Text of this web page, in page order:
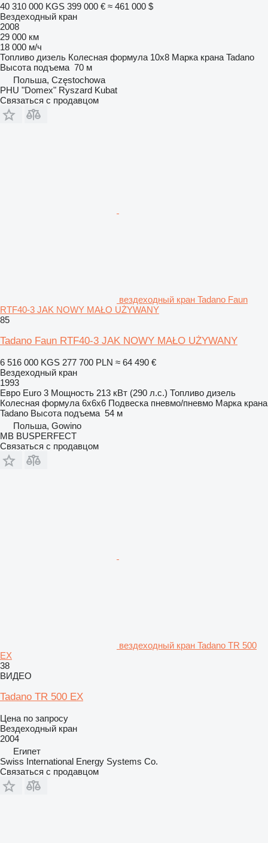
40 310 000 KGS 399 000 € ≈ 461 000 $
Вездеходный кран
2008
29 000 км
18 000 м/ч
Топливо дизель Колесная формула 10x8 Марка крана Tadano
Высота подъема 70 м
Польша, Częstochowa
PHU "Domex" Ryszard Kubat
Связаться с продавцом
вездеходный кран Tadano Faun
RTF40-3 JAK NOWY MAŁO UŻYWANY
85
Tadano Faun RTF40-3 JAK NOWY MAŁO UŻYWANY
6 516 000 KGS 277 700 PLN ≈ 64 490 €
Вездеходный кран
1993
Евро Euro 3 Мощность 213 кВт (290 л.с.) Топливо дизель
Колесная формула 6x6x6 Подвеска пневмо/пневмо Марка крана
Tadano Высота подъема 54 м
Польша, Gowino
MB BUSPERFECT
Связаться с продавцом
вездеходный кран Tadano TR 500
EX
38
ВИДЕО
Tadano TR 500 EX
Цена по запросу
Вездеходный кран
2004
Египет
Swiss International Energy Systems Co.
Связаться с продавцом